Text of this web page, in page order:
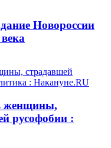
Новороссии
женщины,
русофобии :